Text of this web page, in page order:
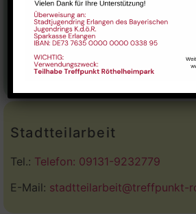
Stadtteilhaus
09131-9232777
E-Mail:leitung@treffpunkt-
Stadtteilarbeit
Tel.: Telefon: 09131-9232779
E-Mail: stadtteilarbeit@treffpunkt-